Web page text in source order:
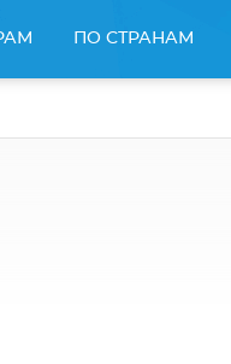
ПО СТРАНАМ